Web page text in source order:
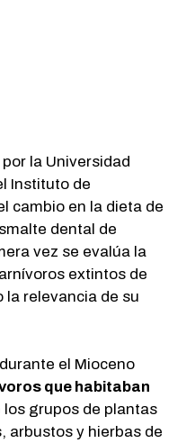
la Universidad
Instituto de
cambio en la dieta de
dental de
vez se evalúa la
extintos de
la relevancia de su
el Mioceno
que habitaban
grupos de plantas
arbustos y hierbas de